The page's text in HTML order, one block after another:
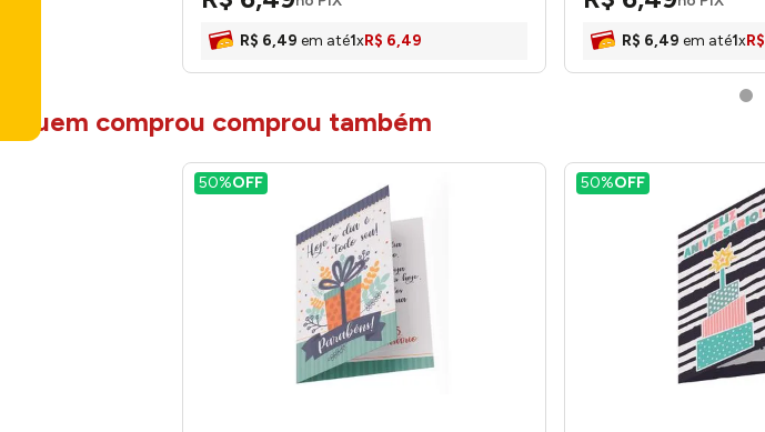
R$ 6,49 em até1xR$ 6,49 R$ 6,49 em até1xR$
quem comprou comprou também
50%OFF 50%OFF